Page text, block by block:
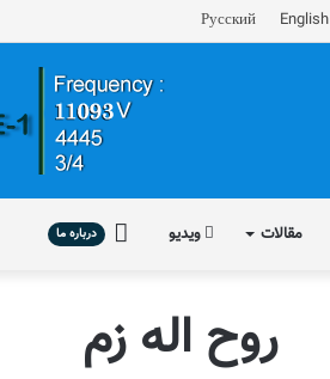
English
Русский
مقالات ویدیو درباره
درباره ما
روح اله زم